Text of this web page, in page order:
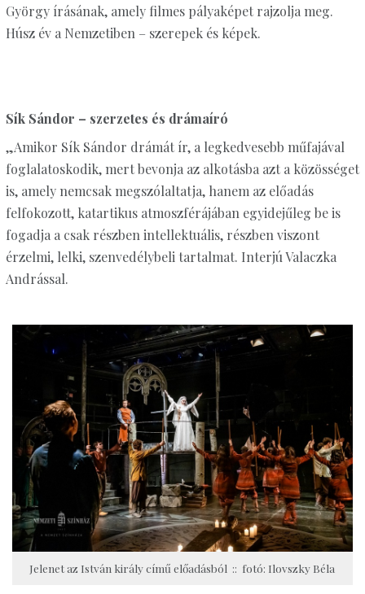
György írásának, amely filmes pályaképet rajzolja meg.
Húsz év a Nemzetiben – szerepek és képek.
Sík Sándor – szerzetes és drámaíró
„Amikor Sík Sándor drámát ír, a legkedvesebb műfajával
foglalatoskodik, mert bevonja az alkotásba azt a közösséget
is, amely nemcsak megszólaltatja, hanem az előadás
felfokozott, katartikus atmoszférájában egyidejűleg be is
fogadja a csak részben intellektuális, részben viszont
érzelmi, lelki, szenvedélybeli tartalmat. Interjú Valaczka
Andrással.
Jelenet az István király című előadásból :: fotó: Ilovszky Béla